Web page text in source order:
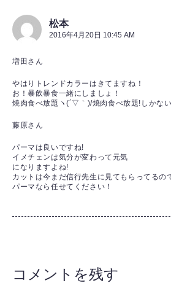
松本
2016年4月20日 10:45 AM
増田さん
やはりトレンドカラーはきてますね！
お！暴飲暴食一緒にしましょ！
焼肉食べ放題ヽ(´▽｀)/焼肉食べ放題!しかな
藤原さん
パーマは良いですね!
イメチェンは気分が変わって元気
になりますよね!
カットは今まだ信行先生に見てもらってるの
パーマなら任せてください！
コメントを残す